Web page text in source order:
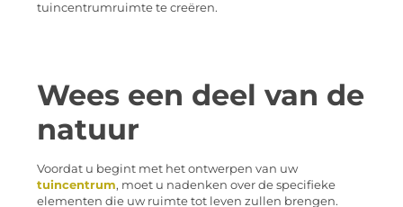
tuincentrumruimte te creëren.
Wees een deel van de
natuur
Voordat u begint met het ontwerpen van uw
tuincentrum, moet u nadenken over de specifieke
elementen die uw ruimte tot leven zullen brengen.